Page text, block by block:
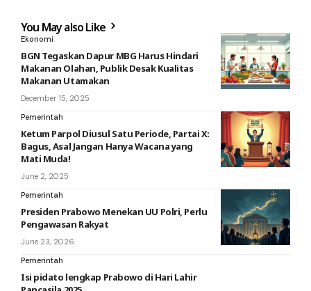
You May also Like
Ekonomi
BGN Tegaskan Dapur MBG Harus Hindari
Makanan Olahan, Publik Desak Kualitas
Makanan Utamakan
December 15, 2025
Pemerintah
Ketum Parpol Diusul Satu Periode, Partai X:
Bagus, Asal Jangan Hanya Wacana yang
Mati Muda!
June 2, 2025
Pemerintah
Presiden Prabowo Menekan UU Polri, Perlu
Pengawasan Rakyat
June 23, 2026
Pemerintah
Isi pidato lengkap Prabowo di Hari Lahir